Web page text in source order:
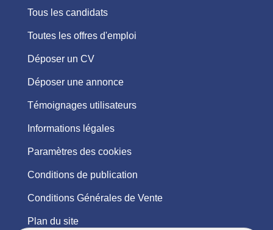
Tous les candidats
Toutes les offres d'emploi
Déposer un CV
Déposer une annonce
Témoignages utilisateurs
Informations légales
Paramètres des cookies
Conditions de publication
Conditions Générales de Vente
Plan du site